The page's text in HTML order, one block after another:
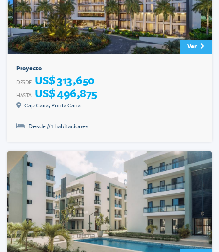
Ver
Proyecto
DESDE US$ 313,650
HASTA US$ 496,875
Cap Cana, Punta Cana
Desde #1 habitaciones